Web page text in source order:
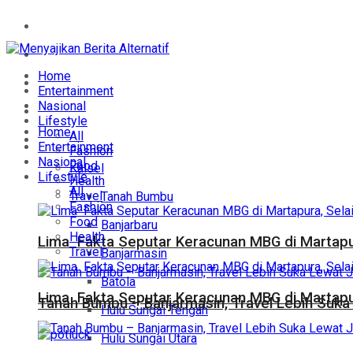
Entertainment
Nasional
Lifestyle
Daerah
Kalsel
Tanah Bumbu
Banjarbaru
Banjarmasin
Batola
Hulu Sungai Tengah
Hulu Sungai Utara
Home
Entertainment
Nasional
Lifestyle
All
Fashion
Food
Health
Travel
Lima Fakta Seputar Keracunan MBG di
Tanah Bumbu – Banjarmasin, Travel Lebih
Home
Entertainment
Nasional
Lifestyle
All
Fashion
Food
Health
Travel
Lima Fakta Seputar Keracunan MBG di